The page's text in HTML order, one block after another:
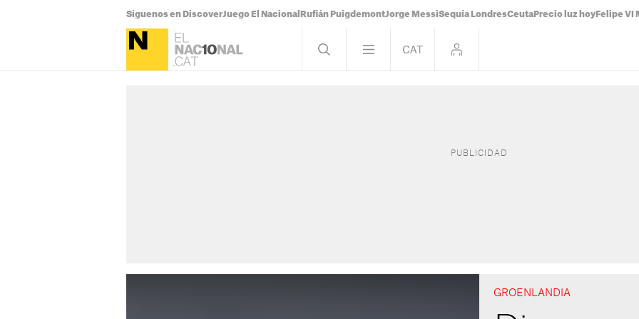
Síguenos en DiscoverJuego El Nacional Rufián PuigdemontJorge MessiSequía LondresCeuta Precio luz hoy Felipe VI
GROENLANDIA